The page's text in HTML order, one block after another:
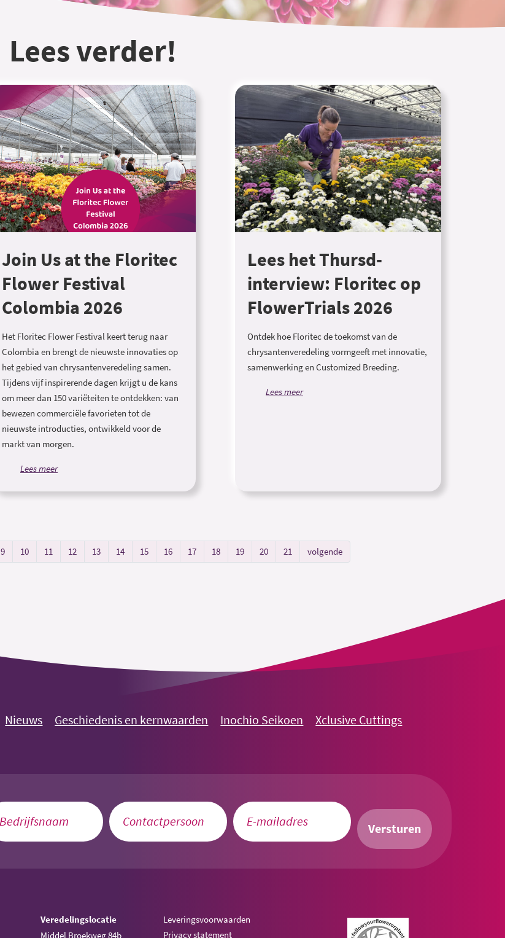
Lees verder!
Join Us at the Floritec
Flower Festival
Colombia 2026
Het Floritec Flower Festival keert terug naar
Colombia en brengt de nieuwste innovaties op
het gebied van chrysantenveredeling samen.
Tijdens vijf inspirerende dagen krijgt u de kans
om meer dan 150 variëteiten te ontdekken: van
bewezen commerciële favorieten tot de
nieuwste introducties, ontwikkeld voor de
markt van morgen.
Lees meer
Lees het Thursd-
interview: Floritec op
FlowerTrials 2026
Ontdek hoe Floritec de toekomst van de
chrysantenveredeling vormgeeft met innovatie,
samenwerking en Customized Breeding.
Lees meer
9 10 11 12 13 14 15 16 17 18 19 20 21 volgende
Nieuws Geschiedenis en kernwaarden Inochio Seikoen
Xclusive Cuttings
Versturen
Veredelingslocatie
Middel Broekweg 84b
Leveringsvoorwaarden
Privacy statement